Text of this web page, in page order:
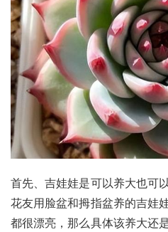
首先、吉娃娃是可以养大也可
花友用脸盆和拇指盆养的吉娃
都很漂亮，那么具体该养大还